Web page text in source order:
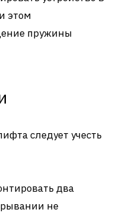
этом
пружины
следует учесть
два
не